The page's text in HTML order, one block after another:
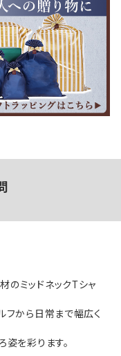
のミッドネックTシャ
フから日常まで幅広く
を彩ります。